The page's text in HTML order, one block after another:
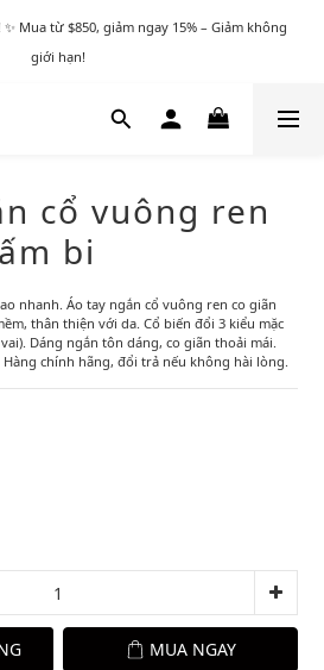
Mua từ $850, giảm ngay 15% – Giảm không
giới hạn!
cổ vuông ren
bi
nhanh. Áo tay ngắn cổ vuông ren co giãn
thân thiện với da. Cổ biến đổi 3 kiểu mặc
Dáng ngắn tôn dáng, co giãn thoải mái.
Hàng chính hãng, đổi trả nếu không hài lòng.
MUA NGAY